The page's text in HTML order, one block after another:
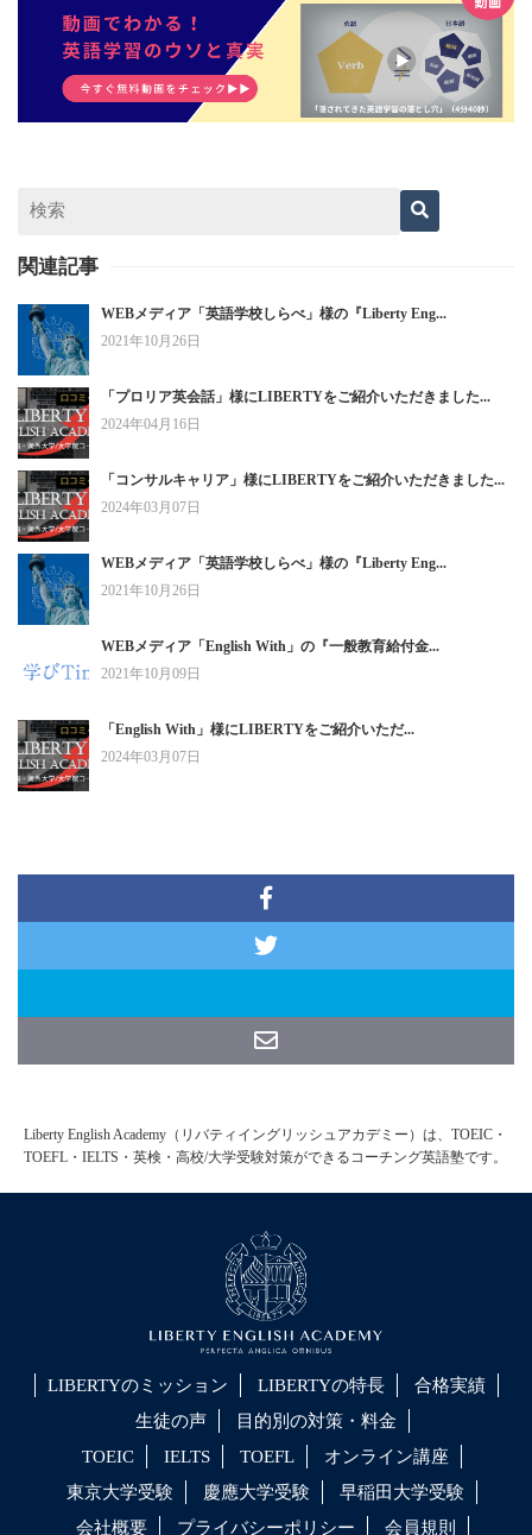
関連記事
WEBメディア「英語学校しらべ」様の『Liberty Eng...
2021年10月26日
「プロリア英会話」様にLIBERTYをご紹介いただきました...
2024年04月16日
「コンサルキャリア」様にLIBERTYをご紹介いただきました...
2024年03月07日
WEBメディア「英語学校しらべ」様の『Liberty Eng...
2021年10月26日
WEBメディア「English With」の『一般教育給付金...
2021年10月09日
「English With」様にLIBERTYをご紹介いただ...
2024年03月07日
Liberty English Academy（リバティイングリッシュアカデミー）は、TOEIC・
TOEFL・IELTS・英検・高校/大学受験対策ができるコーチング英語塾です。
LIBERTYのミッション LIBERTYの特長
合格実績
生徒の声
目的別の対策・料金
TOEIC
IELTS TOEFL
オンライン講座
東京大学受験
慶應大学受験
早稲田大学受験
会社概要
プライバシーポリシー 会員規則